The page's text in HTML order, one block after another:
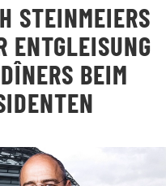
STEINMEIERS
ENTGLEISUNG
BEIM